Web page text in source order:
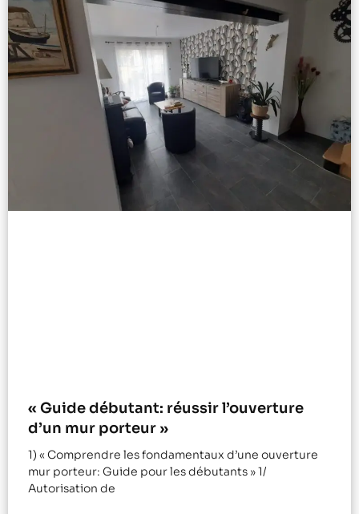
« Guide débutant: réussir l’ouverture
d’un mur porteur »
1) « Comprendre les fondamentaux d’une ouverture
mur porteur: Guide pour les débutants » 1/
Autorisation de